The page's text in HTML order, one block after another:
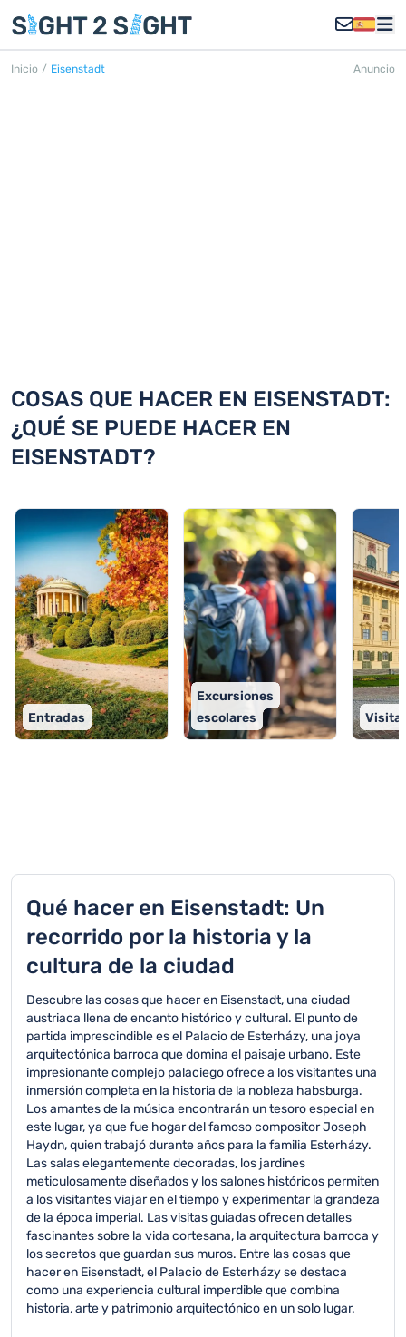
Inicio / Eisenstadt Anuncio
COSAS QUE HACER EN EISENSTADT:
¿QUÉ SE PUEDE HACER EN
EISENSTADT?
Entradas
Excursiones
escolares
Qué hacer en Eisenstadt: Un
recorrido por la historia y la
cultura de la ciudad
Descubre las cosas que hacer en Eisenstadt, una ciudad
austriaca llena de encanto histórico y cultural. El punto de
partida imprescindible es el Palacio de Esterházy, una joya
arquitectónica barroca que domina el paisaje urbano. Este
impresionante complejo palaciego ofrece a los visitantes una
inmersión completa en la historia de la nobleza habsburga.
Los amantes de la música encontrarán un tesoro especial en
este lugar, ya que fue hogar del famoso compositor Joseph
Haydn, quien trabajó durante años para la familia Esterházy.
Las salas elegantemente decoradas, los jardines
meticulosamente diseñados y los salones históricos permiten
a los visitantes viajar en el tiempo y experimentar la grandeza
de la época imperial. Las visitas guiadas ofrecen detalles
fascinantes sobre la vida cortesana, la arquitectura barroca y
los secretos que guardan sus muros. Entre las cosas que
hacer en Eisenstadt, el Palacio de Esterházy se destaca
como una experiencia cultural imperdible que combina
historia, arte y patrimonio arquitectónico en un solo lugar.